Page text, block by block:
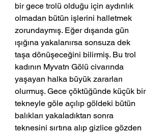
bir gece trolü olduğu için aydınlık
olmadan bütün işlerini halletmek
zorundaymış. Eğer dışarıda gün
ışığına yakalanırsa sonsuza dek
taşa dönüşeceğini bilirmiş. Bu trol
kadının Myvatn Gölü civarında
yaşayan halka büyük zararları
olurmuş. Gece çöktüğünde küçük bir
tekneyle göle açılıp göldeki bütün
balıkları yakaladıktan sonra
teknesini sırtına alıp gizlice gözden